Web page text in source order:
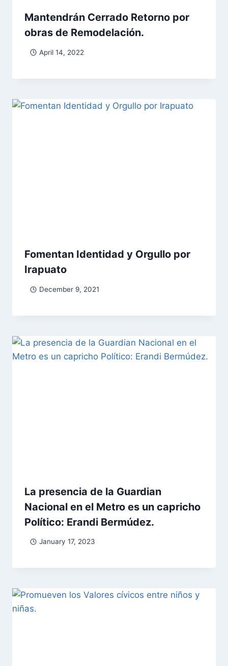
Mantendrán Cerrado Retorno por
obras de Remodelación.
April 14, 2022
Fomentan Identidad y Orgullo por
Irapuato
December 9, 2021
La presencia de la Guardian
Nacional en el Metro es un capricho
Político: Erandi Bermúdez.
January 17, 2023